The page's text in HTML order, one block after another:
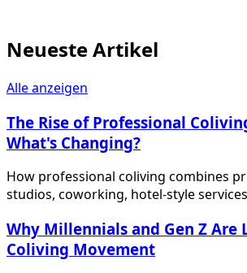
Neueste Artikel
Alle anzeigen
The Rise of Professional
What's Changing?
How professional coliving combines
studios, coworking, hotel-style
Why Millennials and Gen Z Are
Coliving Movement